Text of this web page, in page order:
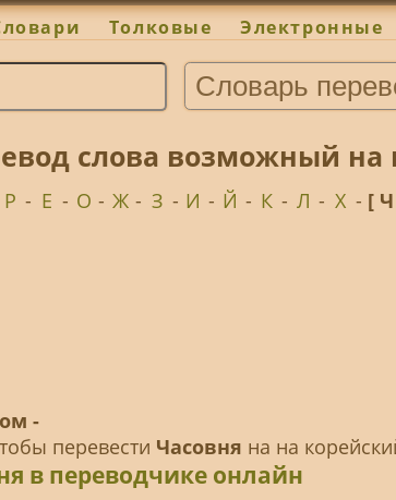
Толковые Электронные
слова возможный
Р - Е - О - Ж - З - И - Й - К - Л - Х - [
-
перевести Часовня на на
в переводчике онлайн